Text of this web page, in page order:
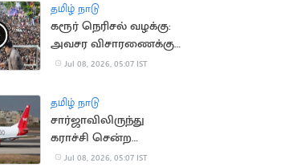
தமிழ் நாடு
கரூர் நெரிசல் வழக்கு:
அவசர விசாரணைக்கு
மதுரை கிளை மறுப்பு
Jul 08, 2026, 05:07 IST
தமிழ் நாடு
சார்ஜாவிலிருந்து
கராச்சி சென்ற
விமானம் 5 பேருடன்
Jul 08, 2026, 05:07 IST